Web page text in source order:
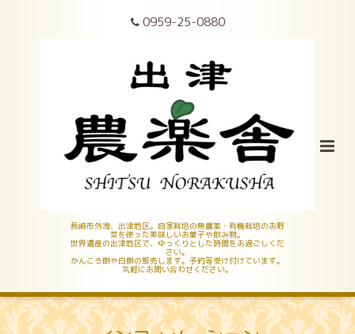
0959-25-0880
長崎市外海、出津地区。自家栽培の無農薬・有機栽培のお野
菜を使った美味しいお菓子や飲み物。
世界遺産の出津地区で、ゆっくりとした時間をお過ごしくだ
さい。
かんころ餅や白餅の販売します。予約等受け付けています。
気軽にお問い合わせください。